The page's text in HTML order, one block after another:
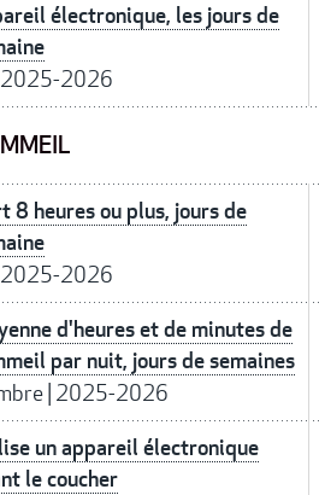
électronique, les jours de
2025-2026
8 heures ou plus, jours de
2025-2026
d'heures et de minutes de
par nuit, jours de semaines
| 2025-2026
un appareil électronique
le coucher